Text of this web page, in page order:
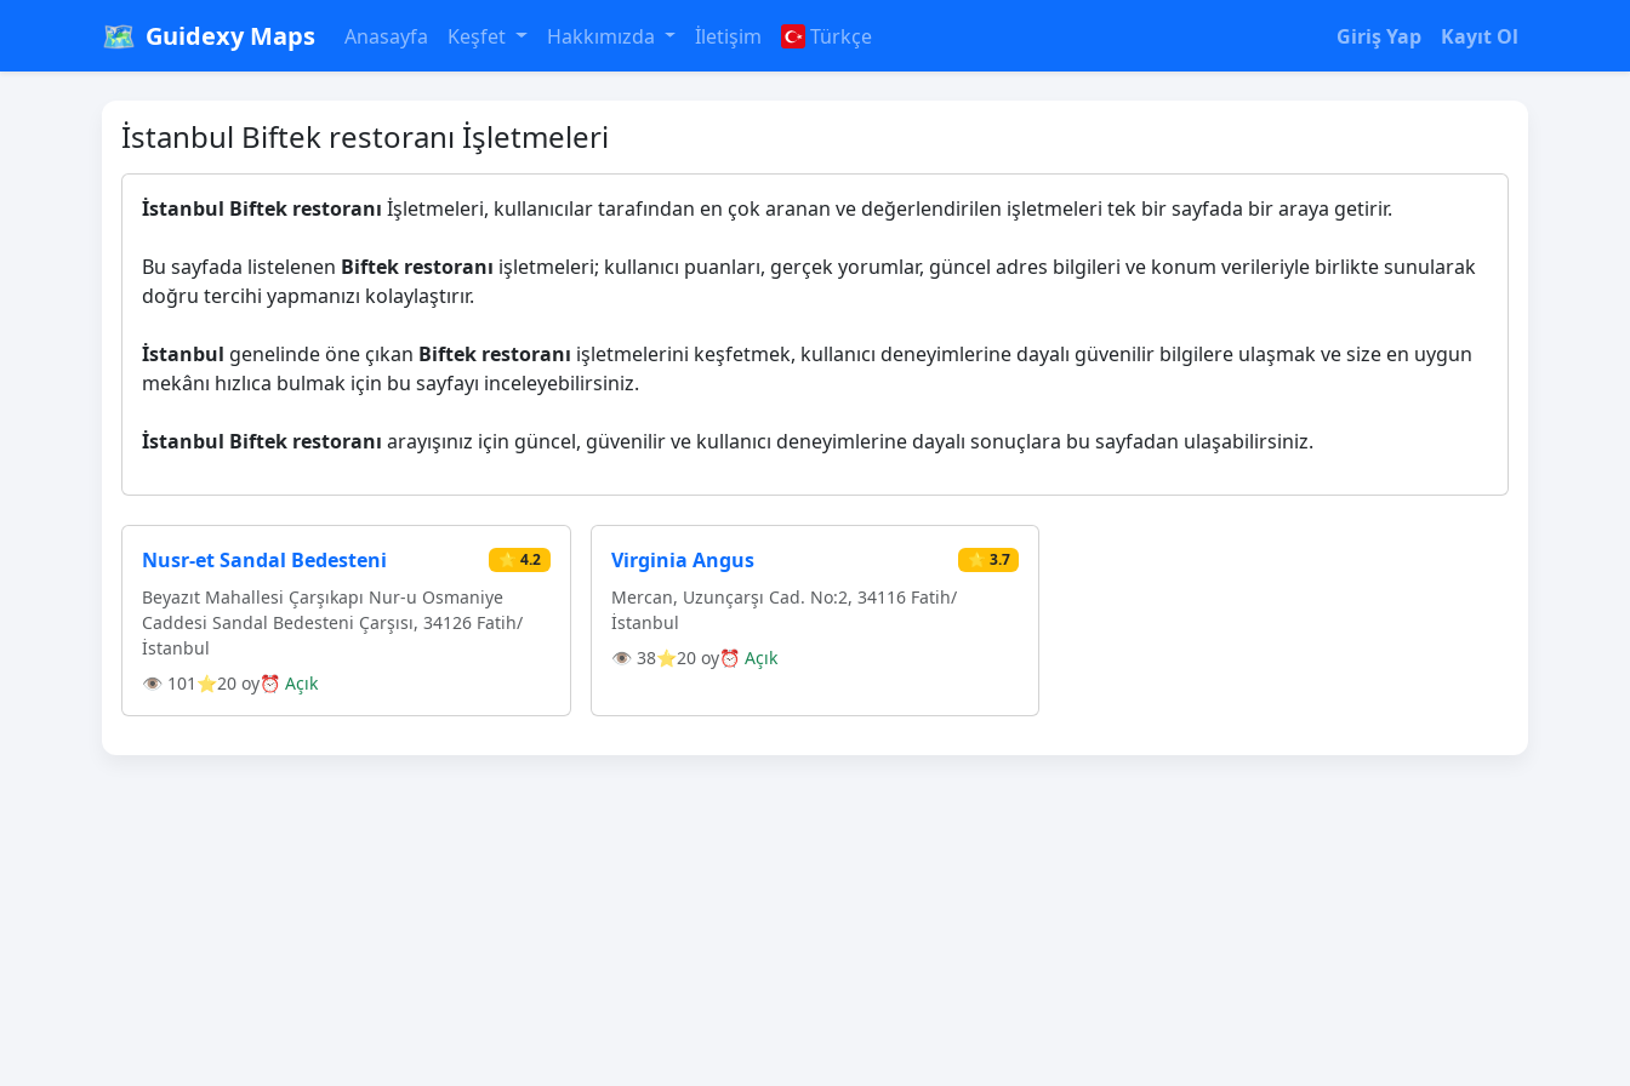
🗺️ Guidexy Maps Anasayfa Keşfet Hakkımızda İletişim Türkçe Giriş Yap Kayıt Ol
İstanbul Biftek restoranı İşletmeleri
İstanbul Biftek restoranı İşletmeleri, kullanıcılar tarafından en çok aranan ve değerlendirilen işletmeleri tek bir sayfada bir araya getirir.
Bu sayfada listelenen Biftek restoranı işletmeleri; kullanıcı puanları, gerçek yorumlar, güncel adres bilgileri ve konum verileriyle birlikte sunularak
doğru tercihi yapmanızı kolaylaştırır.
İstanbul genelinde öne çıkan Biftek restoranı işletmelerini keşfetmek, kullanıcı deneyimlerine dayalı güvenilir bilgilere ulaşmak ve size en uygun
mekânı hızlıca bulmak için bu sayfayı inceleyebilirsiniz.
İstanbul Biftek restoranı arayışınız için güncel, güvenilir ve kullanıcı deneyimlerine dayalı sonuçlara bu sayfadan ulaşabilirsiniz.
Nusr-et Sandal Bedesteni ⭐ 4.2
Beyazıt Mahallesi Çarşıkapı Nur-u Osmaniye
Caddesi Sandal Bedesteni Çarşısı, 34126 Fatih/
İstanbul
👁 101 ⭐20 oy⏰ Açık
Virginia Angus ⭐ 3.7
Mercan, Uzunçarşı Cad. No:2, 34116 Fatih/
İstanbul
👁 38⭐20 oy⏰ Açık